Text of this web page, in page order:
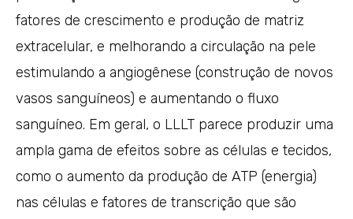
fatores de crescimento e produção de matriz
extracelular, e melhorando a circulação na pele
estimulando a angiogênese (construção de novos
vasos sanguíneos) e aumentando o fluxo
sanguíneo. Em geral, o LLLT parece produzir uma
ampla gama de efeitos sobre as células e tecidos,
como o aumento da produção de ATP (energia)
nas células e fatores de transcrição que são